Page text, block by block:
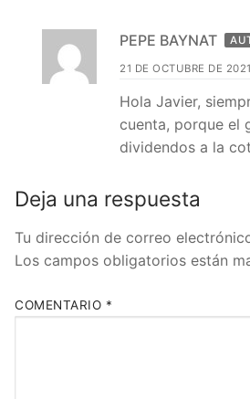
PEPE BAYNAT
21 DE OCTUBRE DE
Hola Javier,
cuenta, porque el
dividendos a la
Deja una respuesta
Tu dirección de correo
Los campos obligatorios están
COMENTARIO *